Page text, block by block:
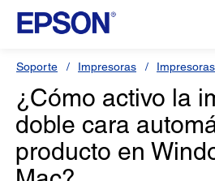
Soporte Impresoras
¿Cómo activo la
doble cara
producto en